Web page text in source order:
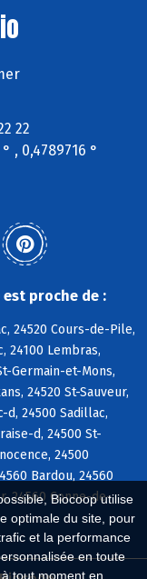
Biocoop utilise
optimale du site, pour
et la performance
en toute
tout moment en
22
, 0,4789716 °
proche de :
24520 Cours-de-Pile,
24100 Lembras,
Germain-et-Mons,
24520 St-Sauveur,
d, 24500 Sadillac,
d, 24500 St-
24500
Bardou, 24560
24560 Conne-de-